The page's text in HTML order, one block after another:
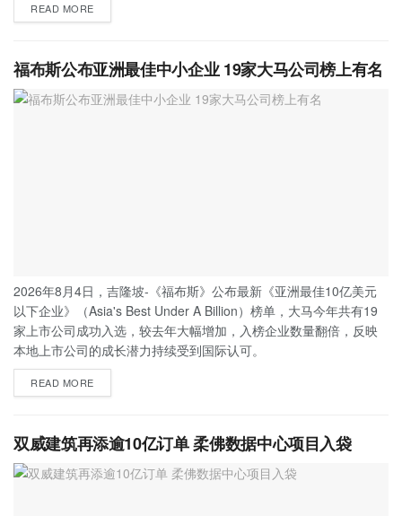
READ MORE
福布斯公布亚洲最佳中小企业 19家大马公司榜上有名
2026年8月4日，吉隆坡-《福布斯》公布最新《亚洲最佳10亿美元
以下企业》（Asia's Best Under A Billion）榜单，大马今年共有19
家上市公司成功入选，较去年大幅增加，入榜企业数量翻倍，反映
本地上市公司的成长潜力持续受到国际认可。
READ MORE
双威建筑再添逾10亿订单 柔佛数据中心项目入袋